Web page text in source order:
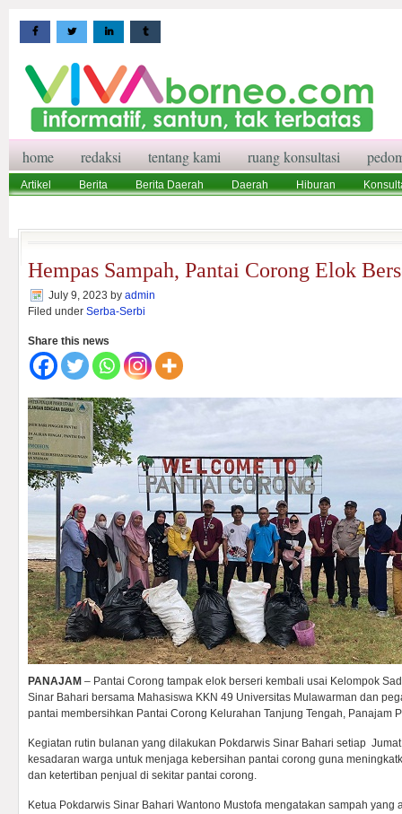
home redaksi tentang kami ruang konsultasi
Artikel Berita Berita Daerah Daerah Hiburan
Hempas Sampah, Pantai Corong Elok
July 9, 2023 by admin
Filed under Serba-Serbi
Share this news
PANAJAM – Pantai Corong tampak elok berseri kembali usai Kelompok
Sinar Bahari bersama Mahasiswa KKN 49 Universitas Mulawarman dan
pantai membersihkan Pantai Corong Kelurahan Tanjung Tengah, Panajam
Kegiatan rutin bulanan yang dilakukan Pokdarwis Sinar Bahari setiap
kesadaran warga untuk menjaga kebersihan pantai corong guna
dan ketertiban penjual di sekitar pantai corong.
Ketua Pokdarwis Sinar Bahari Wantono Mustofa mengatakan sampah yang